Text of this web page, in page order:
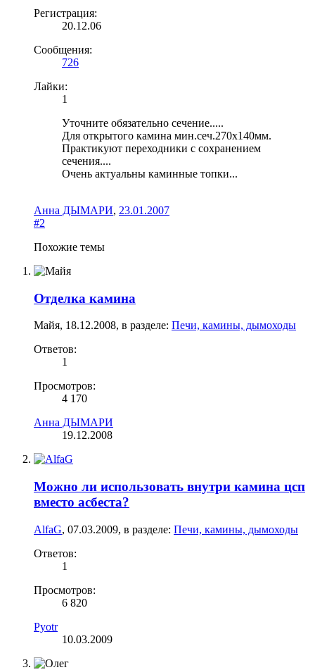
Регистрация:
20.12.06
Сообщения:
726
Лайки:
1
Уточните обязательно сечение.....
Для открытого камина мин.сеч.270х140мм.
Практикуют переходники с сохранением
сечения....
Очень актуальны каминные топки...
Анна ДЫМАРИ, 23.01.2007
#2
Похожие темы
Отделка камина
Майя, 18.12.2008, в разделе: Печи, камины, дымоходы
Ответов:
1
Просмотров:
4 170
Анна ДЫМАРИ
19.12.2008
Можно ли использовать внутри камина цсп
вместо асбеста?
AlfaG, 07.03.2009, в разделе: Печи, камины, дымоходы
Ответов:
1
Просмотров:
6 820
Pyotr
10.03.2009